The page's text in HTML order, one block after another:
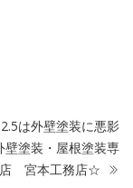
は外壁塗装に悪影
塗装・屋根塗装専
宮本工務店☆